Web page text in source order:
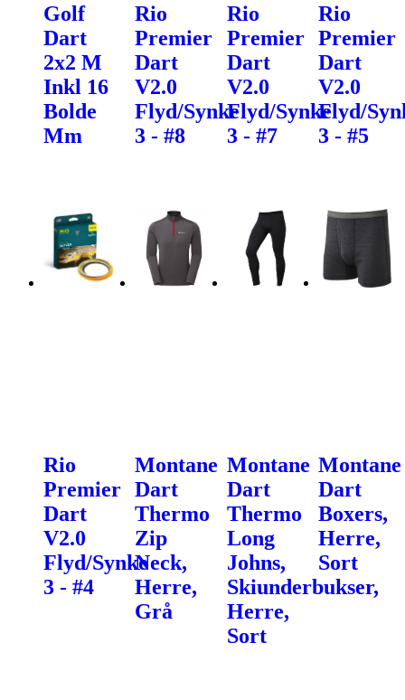
Golf
Dart
2x2 M
Inkl 16
Bolde
Mm
Rio
Premier
Dart
V2.0
Flyd/Synke
3 - #8
Rio
Premier
Dart
V2.0
Flyd/Synke
3 - #7
Rio
Premier
Dart
V2.0
Flyd/
3 - #5
Rio
Premier
Dart
V2.0
Flyd/Synke
3 - #4
Montane
Dart
Thermo
Zip
Neck,
Herre,
Grå
Montane
Dart
Thermo
Long
Johns,
Skiunderbukser,
Herre,
Sort
Montane
Dart
Boxers,
Herre,
Sort